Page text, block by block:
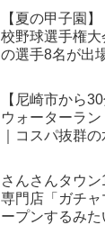
【夏の甲子園
校野球選手権
の選手8名が出
【尼崎市から
ウォーターラ
｜コスパ抜群
さんさんタウ
専門店「ガチ
ープンするみた